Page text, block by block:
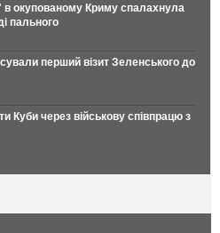
в окупованому Криму спалахнула
пального
перший візит Зеленського до
Куби через військову співпрацю з